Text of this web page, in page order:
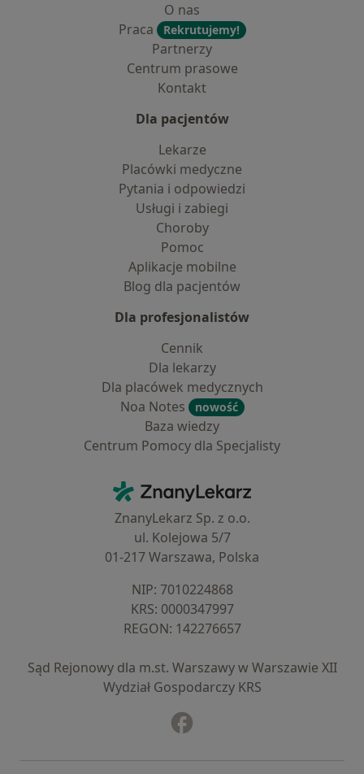
O nas
Praca
Rekrutujemy!
Partnerzy
Centrum prasowe
Kontakt
Dla pacjentów
Lekarze
Placówki medyczne
Pytania i odpowiedzi
Usługi i zabiegi
Choroby
Pomoc
Aplikacje mobilne
Blog dla pacjentów
Dla profesjonalistów
Cennik
Dla lekarzy
Dla placówek medycznych
Noa Notes
nowość
Baza wiedzy
Centrum Pomocy dla Specjalisty
ZnanyLekarz - Strona główna
ZnanyLekarz Sp. z o.o.
ul. Kolejowa 5/7
01-217 Warszawa, Polska
NIP: ⁠7010224868
KRS: ⁠0000347997
REGON: ⁠142276657
Sąd Rejonowy dla m.st. Warszawy w Warszawie XII
Wydział Gospodarczy KRS